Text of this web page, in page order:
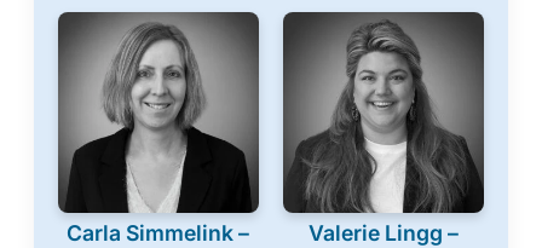
Carla Simmelink –
Valerie Lingg –